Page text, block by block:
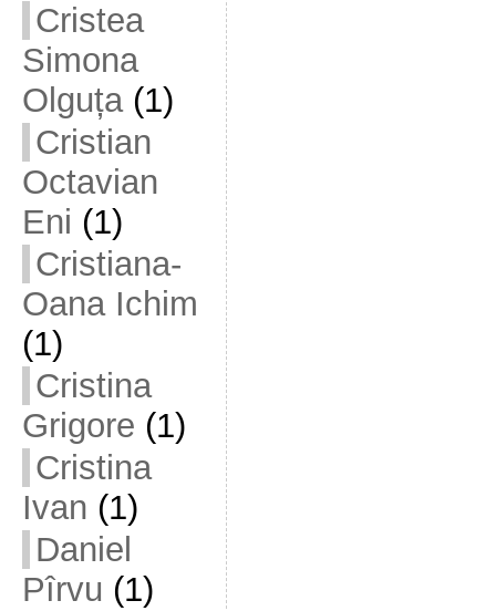
Cristea
Simona
Olguța(1)
Cristian
Octavian
Eni (1)
Cristiana-
Oana Ichim
(1)
Cristina
Grigore (1)
Cristina
Ivan (1)
Daniel
Pîrvu (1)